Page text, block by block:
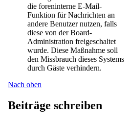
die foreninterne E-Mail-
Funktion für Nachrichten an
andere Benutzer nutzen, falls
diese von der Board-
Administration freigeschaltet
wurde. Diese Maßnahme soll
den Missbrauch dieses Systems
durch Gäste verhindern.
Nach oben
Beiträge schreiben